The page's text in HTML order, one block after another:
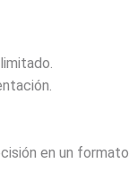
en un formato